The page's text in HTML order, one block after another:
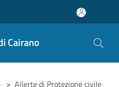
Cairano
> Allerte di Protezione civile